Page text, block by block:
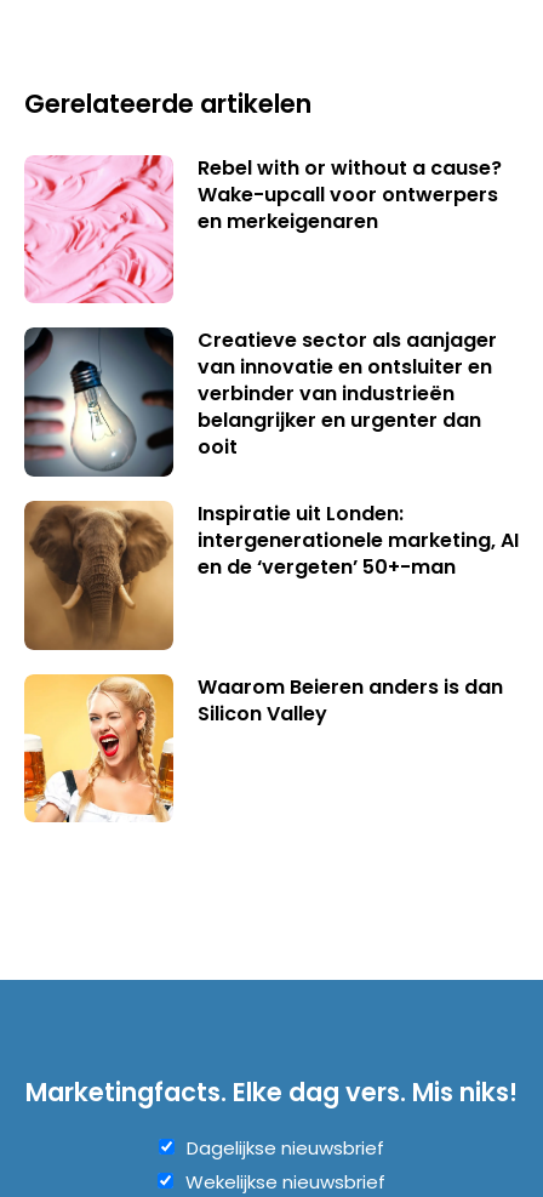
Gerelateerde artikelen
Rebel with or without a cause?
Wake-upcall voor ontwerpers
en merkeigenaren
Creatieve sector als aanjager
van innovatie en ontsluiter en
verbinder van industrieën
belangrijker en urgenter dan
ooit
Inspiratie uit Londen:
intergenerationele marketing, AI
en de ‘vergeten’ 50+-man
Waarom Beieren anders is dan
Silicon Valley
Marketingfacts. Elke dag vers. Mis niks!
Dagelijkse nieuwsbrief
Wekelijkse nieuwsbrief